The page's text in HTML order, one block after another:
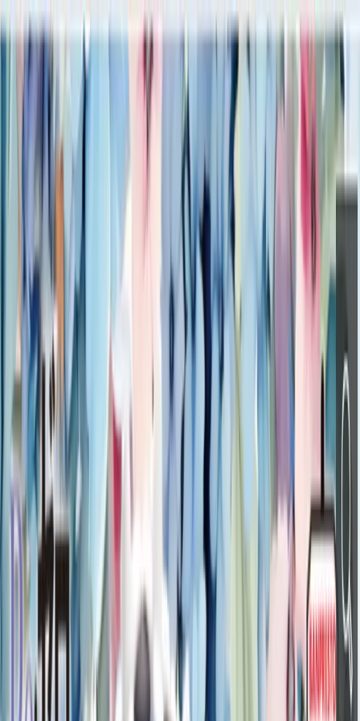
景品 ギャラリー 会社情報
お
2026/5/12 入荷
Re:ゼロから始める異世界生
活 GLITTER&GLAMOURS-
REM-maid ver.
Re:ゼロから始める異世界生活 GLITTER&GLAMOURS
入荷予定店舗(全5店舗)
川崎店 浦和店 平塚店 大和店
ご利用上のお願い
本リストは、入荷予定（実績）をお知らせするもので
あり、現在の在庫状況を示すものではございません。
超人気景品は【入荷日〜翌日朝】に品切れとなる場合
がございます。
新入荷景品の投入時間も、当日の配送状況により変動
Re:ゼロから始める異世界生活 の景品